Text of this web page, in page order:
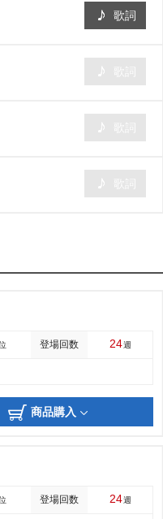
歌詞
登場回数 24週
商品購入
登場回数 24週